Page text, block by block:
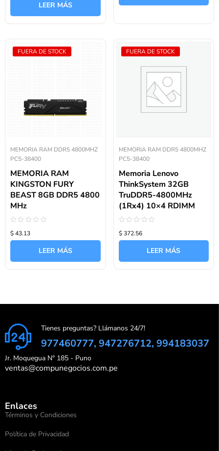
LEER MÁS
FUERA DE STOCK
MEMORIA RAM DDR5 4800MHZ
PC5-38400
MEMORIA RAM
KINGSTON FURY
BEAST 8GB DDR5 4800
MHz
con
0
$ 43.13
LEER MÁS
FUERA DE STOCK
MEMORIA RAM DDR5 4800MHZ
PC5-38400
Memoria Lenovo
ThinkSystem 32GB
TruDDR5-4800MHz
(1Rx4) 10×4 RDIMM
con
0
$ 372.56
LEER MÁS
Tienes preguntas? Llámanos 24/7!
977460777, 947276712, 994183037
Jr. Moquegua N° 185 - Puno
ventas@compunegocios.com.pe
Enlaces
Términos y Condiciones
Política de Privacidad